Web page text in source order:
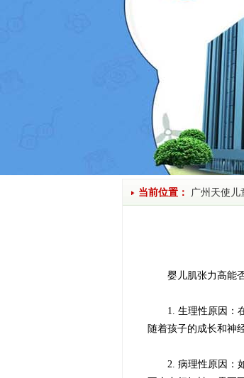
当前位置： 广州天使儿
婴儿肌张力高能否
1. 生理性原因：在
随着孩子的成长和神
2. 病理性原因：如